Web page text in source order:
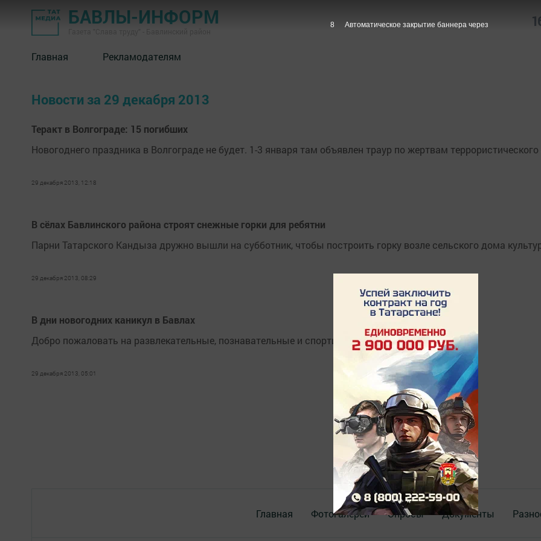
БАВЛЫ-ИНФОРМ
Главная Рекламодателям
Новости за 29 декабря 2013
Теракт в Волгограде: 15 погибших
Новогоднего праздника в Волгограде не будет. 1-3 января там объявлен траур по жертвам террористического
29 декабря 2013, 12:18
В сёлах Бавлинского района строят снежные горки для ребятни
Парни Татарского Кандыза дружно вышли на субботник, чтобы построить горку возле сельского дома
29 декабря 2013, 08:29
В дни новогодних каникул в Бавлах
Добро пожаловать на развлекательные, познавательные и спортивные мероприятия!
29 декабря 2013, 05:01
Главная Фотогалереи Опросы Документы
8 Автоматическое закрытие баннера через